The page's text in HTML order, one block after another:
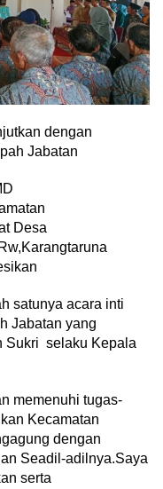
dengan
Jabatan
Desa
satunya acara inti
Jabatan yang
Sukri selaku Kepala
memenuhi tugas-
Kecamatan
dengan
Seadil-adilnya.Saya
serta